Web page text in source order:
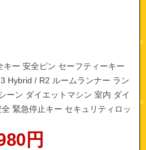
ー 安全ピン セーフティーキー
Hybrid / R2 ルームランナー ラン
ーン ダイエットマシン 室内 ダイ
緊急停止キー セキュリティロッ
円